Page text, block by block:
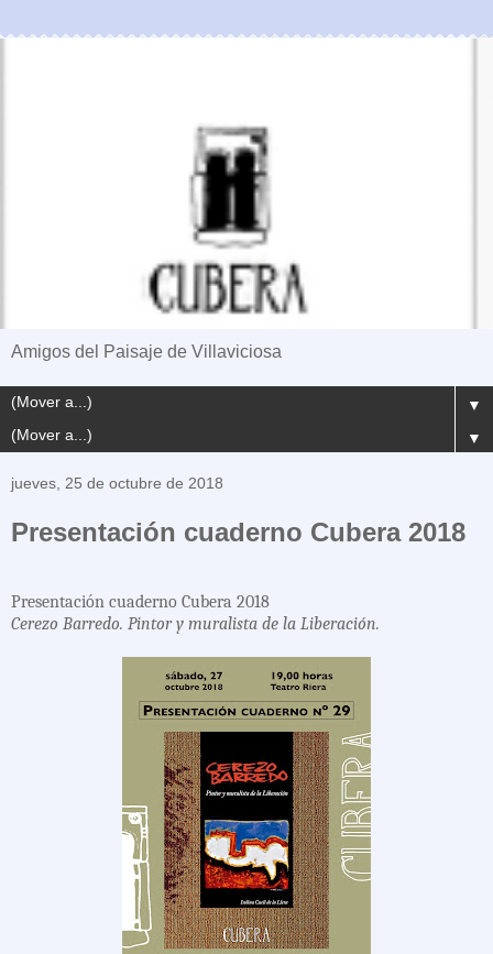
Amigos del Paisaje de Villaviciosa
▼
▼
jueves, 25 de octubre de 2018
Presentación cuaderno Cubera 2018
Presentación cuaderno Cubera 2018
Cerezo Barredo. Pintor y muralista de la Liberación.